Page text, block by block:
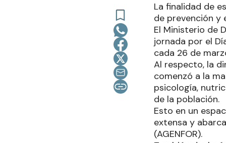
La finalidad de
de prevención y
El Ministerio de
jornada por el
cada 26 de
Al respecto, la
comenzó a la
psicología,
de la población.
Esto en un
extensa y
(AGENFOR).